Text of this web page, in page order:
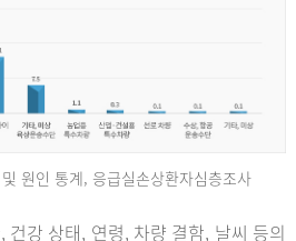
원인 통계, 응급실손상환자심층조사
건강 상태, 연령, 차량 결함, 날씨 등의